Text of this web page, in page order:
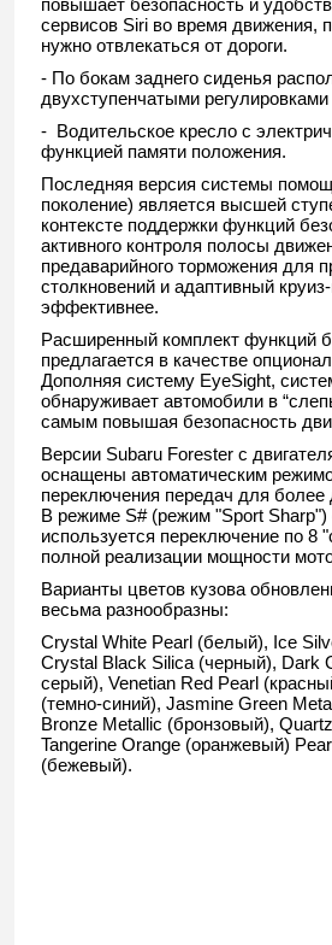
повышает безопасность и
сервисов Siri во время движения,
нужно отвлекаться от дороги.
- По бокам заднего сиденья
двухступенчатыми
- Водительское кресло с
функцией памяти положения.
Последняя версия системы
поколение) является высшей
контексте поддержки функций
активного контроля полосы
предаварийного торможения для
столкновений и адаптивный
эффективнее.
Расширенный комплект функций
предлагается в качестве
Дополняя систему EyeSight,
обнаруживает автомобили в
самым повышая безопасность
Версии Subaru Forester с
оснащены автоматическим
переключения передач для более
В режиме S# (режим "Sport
используется переключение по 8
полной реализации мощности
Варианты цветов кузова
весьма разнообразны:
Crystal White Pearl (белый), Ice
Crystal Black Silica (черный), Dark
серый), Venetian Red Pearl
(темно-синий), Jasmine Green
Bronze Metallic (бронзовый),
Tangerine Orange (оранжевый)
(бежевый).